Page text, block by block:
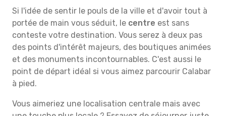
Si l'idée de sentir le pouls de la ville et d'avoir tout à
portée de main vous séduit, le centre est sans
conteste votre destination. Vous serez à deux pas
des points d'intérêt majeurs, des boutiques animées
et des monuments incontournables. C'est aussi le
point de départ idéal si vous aimez parcourir Calabar
à pied.
Vous aimeriez une localisation centrale mais avec